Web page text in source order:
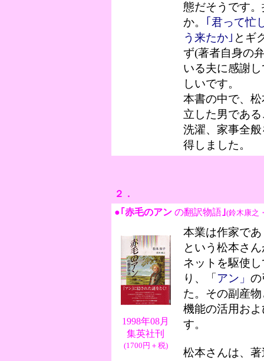
態だそうです
か。 ｢君って忙
う来たか｣ とギ
ず(著者自身の
いる夫に感謝
しいです。
本書の中で、
立した男であ
洗濯、家事全
得しました。
２．
●｢赤毛のアンの翻訳物語 ｣(鈴木康之
1998年08月
集英社刊
(1700円＋税)
本業は作家で
という松本さ
ネットを駆使
り、「 アン」の
た。その副産
機能の活用お
す。
松本さんは、